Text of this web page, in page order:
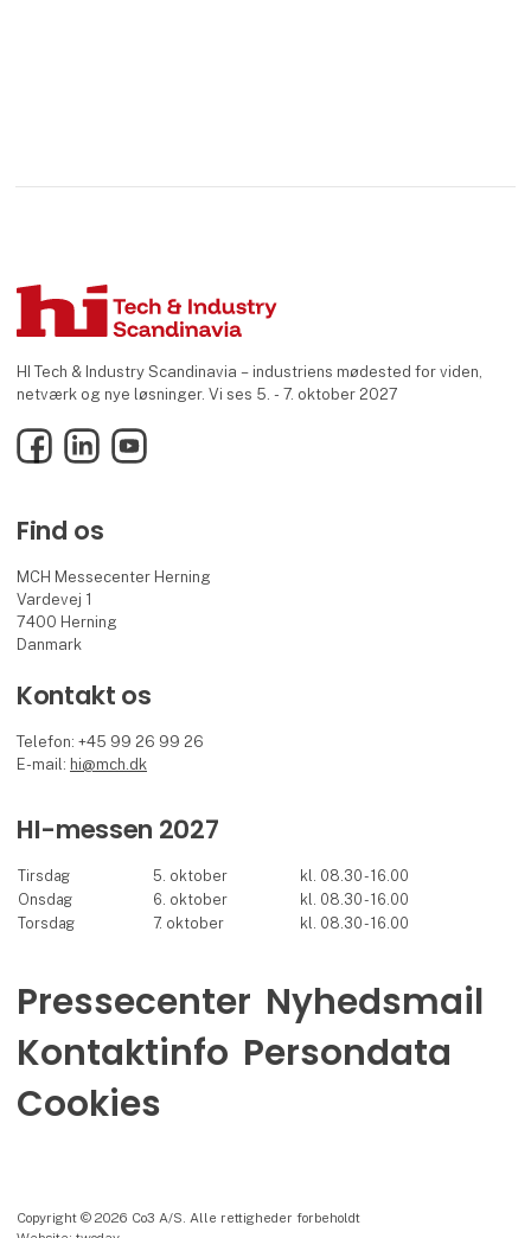
HI Tech & Industry Scandinavia – industriens mødested for viden,
netværk og nye løsninger. Vi ses 5. - 7. oktober 2027
FacebookLinkedInYouTube
Find os
MCH Messecenter Herning
Vardevej 1
7400 Herning
Danmark
Kontakt os
Telefon: +45 99 26 99 26
E-mail: hi@mch.dk
HI-messen 2027
Tirsdag 5. oktober
kl. 08.30 - 16.00
Onsdag
6. oktober
kl. 08.30 - 16.00
Torsdag
7. oktober kl. 08.30 - 16.00
Pressecenter Nyhedsmail
Kontaktinfo Persondata
Cookies
Copyright © 2026 Co3 A/S. Alle rettigheder forbeholdt